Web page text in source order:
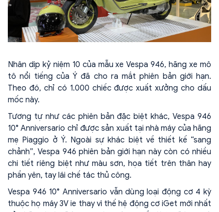
Nhân dịp kỷ niệm 10 của mẫu xe Vespa 946, hãng xe mô
tô nổi tiếng của Ý đã cho ra mắt phiên bản giới hạn.
Theo đó, chỉ có 1.000 chiếc được xuất xưởng cho dấu
mốc này.
Tương tự như các phiên bản đặc biệt khác, Vespa 946
10° Anniversario chỉ được sản xuất tại nhà máy của hãng
mẹ Piaggio ở Ý. Ngoài sự khác biệt về thiết kế “sang
chảnh”, Vespa 946 phiên bản giới hạn này còn có nhiều
chi tiết riêng biệt như màu sơn, họa tiết trên thân hay
phần yên, tay lái chế tác thủ công.
Vespa 946 10° Anniversario vẫn dùng loại động cơ 4 kỳ
thuộc họ máy 3V ie thay vì thế hệ động cơ iGet mới nhất